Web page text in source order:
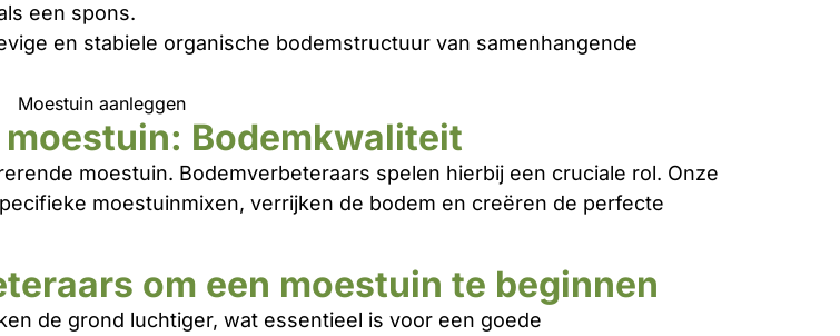
een spons.
en stabiele organische bodemstructuur van samenhangende
moestuin: Bodemkwaliteit
moestuin. Bodemverbeteraars spelen hierbij een cruciale rol. Onze
moestuinmixen, verrijken de bodem en creëren de perfecte
om een moestuin te beginnen
de grond luchtiger, wat essentieel is voor een goede